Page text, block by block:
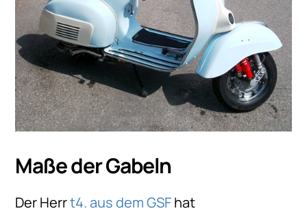
Maße der Gabeln
Der Herrt4. aus dem GSFhat